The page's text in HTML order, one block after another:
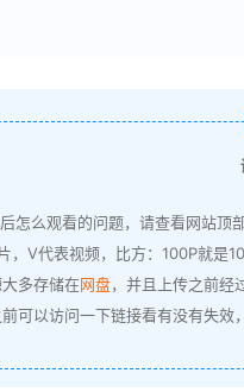
怎么观看的问题，请查看网站顶部
，V代表视频，比方：100P就是
多存储在网盘，并且上传之前经
可以访问一下链接看有没有失效